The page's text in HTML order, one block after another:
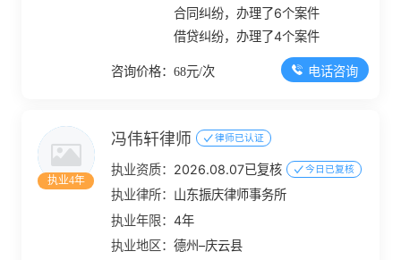
合同纠纷，办理了6个案件
借贷纠纷，办理了4个案件
咨询价格：68元/次 电话咨询
执业4年
冯伟轩律师 律师已认证
执业资质： 2026.08.07已复核 今日已复核
执业律所： 山东振庆律师事务所
执业年限：4年
执业地区：德州–庆云县